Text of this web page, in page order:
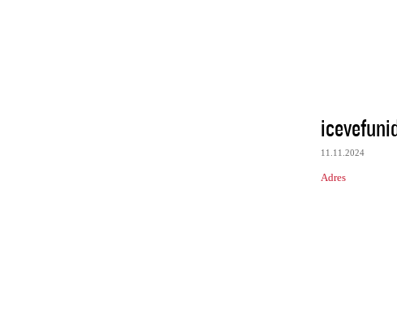
11.11.2024
Adres